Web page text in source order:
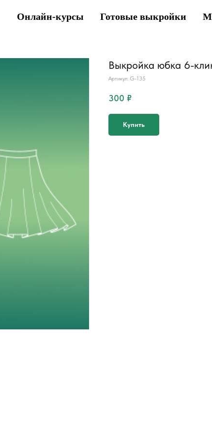
Онлайн-курсы Готовые выкройки
Выкройка юбка 6-
Артикул: G-135
300 ₽
Купить